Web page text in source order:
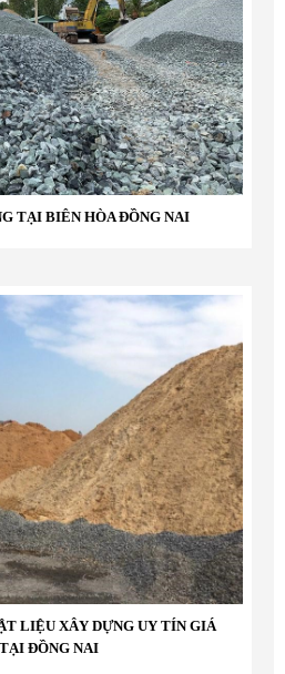
TẠI BIÊN HÒA ĐỒNG NAI
LIỆU XÂY DỰNG UY TÍN GIÁ
ĐỒNG NAI